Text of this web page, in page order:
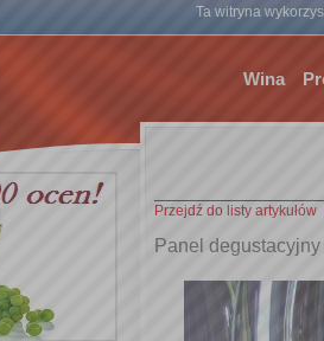
Ta witryna
Wina
Przejdź do listy artykułów
Panel